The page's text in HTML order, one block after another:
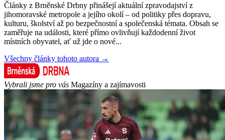
Články z Brněnské Drbny přinášejí aktuální zpravodajství z
jihomoravské metropole a jejího okolí – od politiky přes dopravu,
kulturu, školství až po bezpečnostní a společenská témata. Obsah se
zaměřuje na události, které přímo ovlivňují každodenní život
místních obyvatel, ať už jde o nové...
Všechny články tohoto autora →
Vybrali jsme pro vás Magazíny a zajímavosti